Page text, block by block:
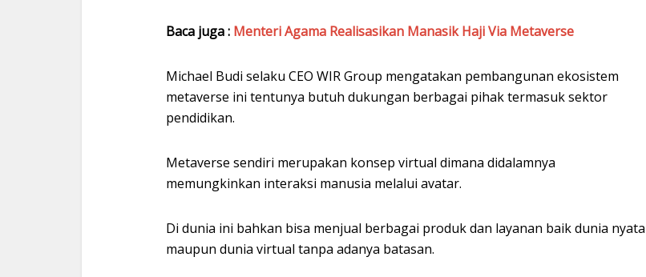
Baca juga : Menteri Agama Realisasikan Manasik Haji Via Metaverse
Michael Budi selaku CEO WIR Group mengatakan pembangunan ekosistem
metaverse ini tentunya butuh dukungan berbagai pihak termasuk sektor
pendidikan.
Metaverse sendiri merupakan konsep virtual dimana didalamnya
memungkinkan interaksi manusia melalui avatar.
Di dunia ini bahkan bisa menjual berbagai produk dan layanan baik dunia nyata
maupun dunia virtual tanpa adanya batasan.